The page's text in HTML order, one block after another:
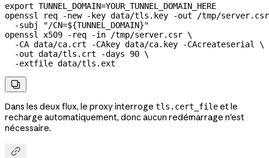
export TUNNEL_DOMAIN=YOUR_TUNNEL_DOMAIN_HERE
openssl
req -new -key data/tls.key -out /tmp/server.csr
  -subj
"/CN=${TUNNEL_DOMAIN}"
openssl
x509 -req -in /tmp/server.csr \
  -CA
data/ca.crt -CAkey data/ca.key -CAcreateserial
\
  -out
data/tls.crt -days 90 \
  -extfile
data/tls.ext

Dans les deux flux, le proxy interroge tls.cert_fileet le
recharge automatiquement, donc aucun redémarrage n'est
nécessaire.
